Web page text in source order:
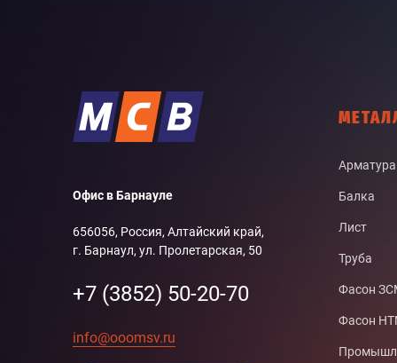
Арматура
Балка
Лист
Труба
Фасон
Фасон
Офис в Барнауле
656056, Россия, Алтайский край,
г. Барнаул, ул. Пролетарская, 50
+7 (3852) 50-20-70
info@ooomsv.ru